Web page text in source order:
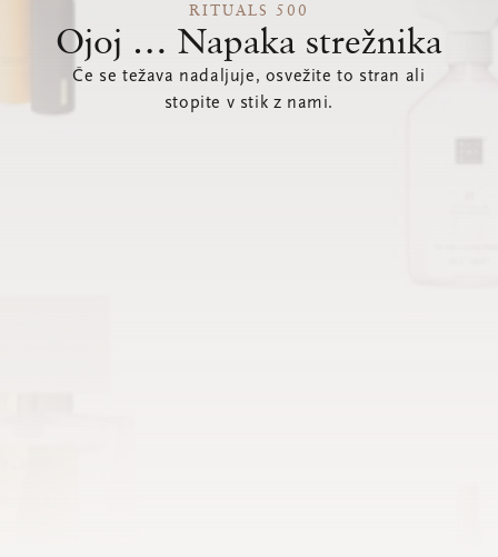
RITUALS 500
Ojoj … Napaka strežnika
Če se težava nadaljuje, osvežite to stran ali
stopite v stik z nami.